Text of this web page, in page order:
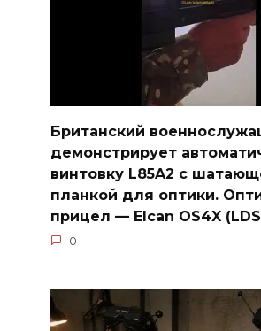
Британский
демонстрирует
винтовку L85A2 с
планкой для оптики.
прицел — Elcan OS4X
0